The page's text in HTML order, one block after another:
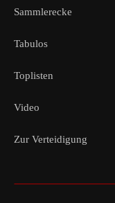
Sammlerecke
Tabulos
Toplisten
Video
Zur Verteidigung